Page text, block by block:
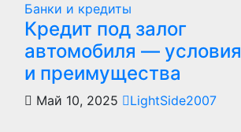
Банки и кредиты
Кредит под залог
автомобиля — условия
и преимущества
Май 10, 2025 LightSide2007